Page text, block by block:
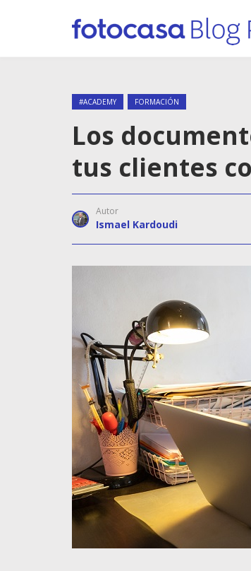
#ACADEMY FORMACIÓN
Los
tus clientes
Autor
Ismael Kardoudi